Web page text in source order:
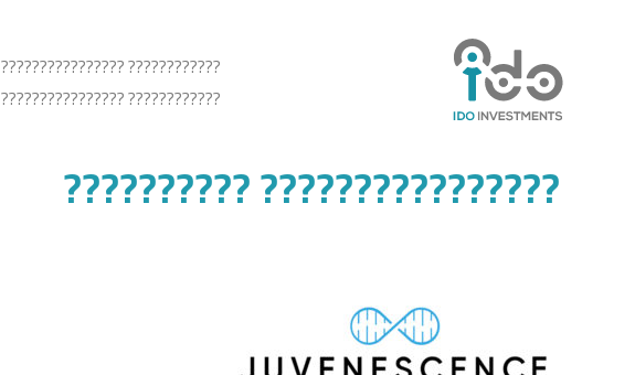
???????????? ????????????????
???????????? ????????????????
???????????????? ??????????